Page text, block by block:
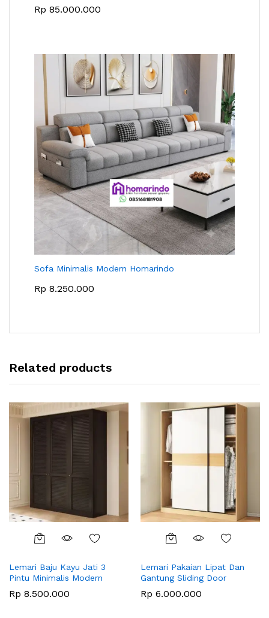
Rp 85.000.000
Sofa Minimalis Modern Homarindo
Rp 8.250.000
Related products
Lemari Baju Kayu Jati 3
Pintu Minimalis Modern
Rp 8.500.000
Lemari Pakaian Lipat Dan
Gantung Sliding Door
Rp 6.000.000